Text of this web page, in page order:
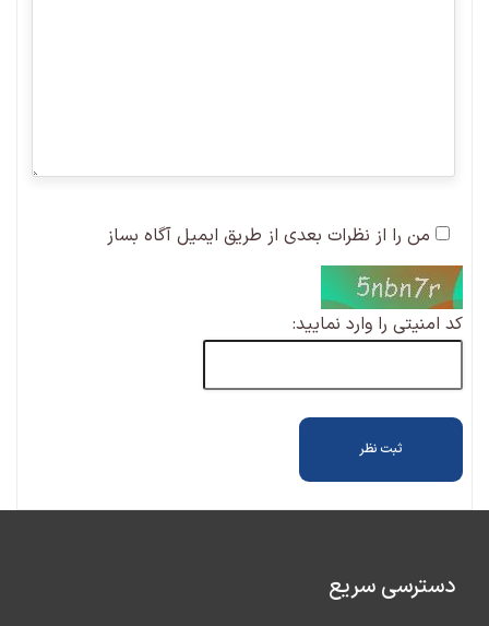
من را از نظرات بعدی از طریق ایمیل آگاه بساز
کد امنیتی را وارد نمایید:
دسترسی سریع